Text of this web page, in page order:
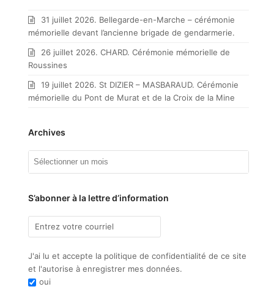
31 juillet 2026. Bellegarde-en-Marche – cérémonie
mémorielle devant l’ancienne brigade de gendarmerie.
26 juillet 2026. CHARD. Cérémonie mémorielle de
Roussines
19 juillet 2026. St DIZIER – MASBARAUD. Cérémonie
mémorielle du Pont de Murat et de la Croix de la Mine
Archives
Archives
S’abonner à la lettre d’information
J'ai lu et accepte la politique de confidentialité de ce site
et l'autorise à enregistrer mes données.
oui